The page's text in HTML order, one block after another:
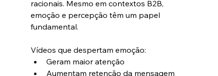
racionais. Mesmo em contextos B2B,
emoção e percepção têm um papel
fundamental.
Vídeos que despertam emoção:
Geram maior atenção
Aumentam retenção da mensagem